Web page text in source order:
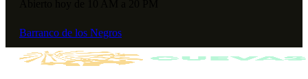
Barranco de los Negros